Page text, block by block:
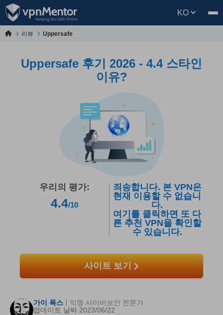
KO
리뷰 Uppersafe
Uppersafe 후기 2026 - 4.4 스타인
이유?
우리의 평가:
4.4/10
죄송합니다. 본 VPN은
현재 이용할 수 없습니
다.
여기를 클릭하면 또 다
른 추천 VPN을 확인할
수 있습니다.
사이트 보기
가이 폭스
업데이트 날짜 2023/06/22
익명 사이버보안 전문가